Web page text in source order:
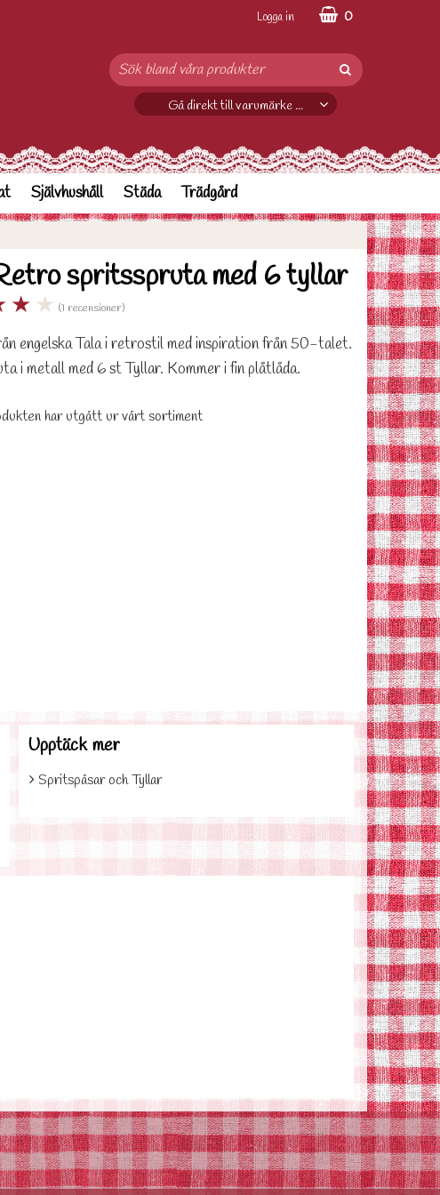
Logga in 0
Gå direkt till varumärke ...
Självhushåll Städa Trädgård
spritsspruta med 6 tyllar
★ ★ (1 recensioner)
engelska Tala i retrostil med inspiration från 50-talet.
i metall med 6 st Tyllar. Kommer i fin plåtlåda.
har utgått ur vårt sortiment
Upptäck mer
Spritspåsar och Tyllar